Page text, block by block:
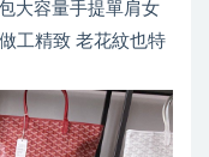
大容量手提單肩女
工精致 ️老花紋也特